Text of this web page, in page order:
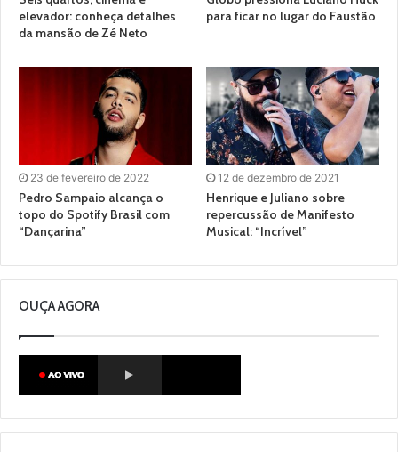
elevador: conheça detalhes
da mansão de Zé Neto
para ficar no lugar do Faustão
23 de fevereiro de 2022
Pedro Sampaio alcança o
topo do Spotify Brasil com
“Dançarina”
12 de dezembro de 2021
Henrique e Juliano sobre
repercussão de Manifesto
Musical: “Incrível”
OUÇA AGORA